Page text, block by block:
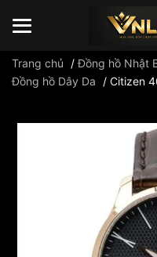
Trang chủ /Đồng hồ Nhật
Đồng hồ Dây Da
/ Citizen